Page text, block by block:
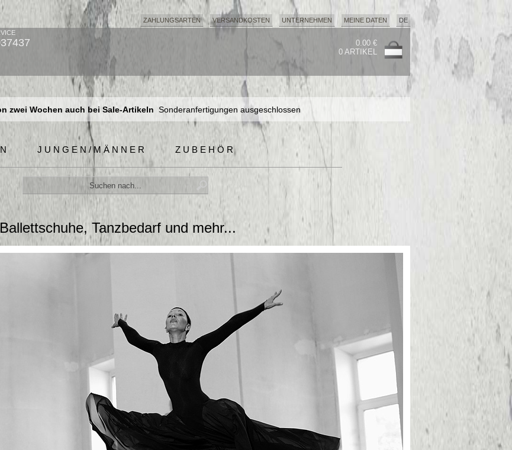
ZAHLUNGSARTEN VERSANDKOSTEN UNTERNEHMEN MEINE DATEN
DE
0.00 €
0 ARTIKEL
zwei Wochen auch bei Sale-Artikeln Sonderanfertigungen ausgeschlossen
zwei Wochen auch bei Sale-Artikeln Sonderanfertigungen ausgeschlossen
zwei Wochen auch bei Sale-Artikeln Sonderanfertigungen ausgeschlossen
JUNGEN/MÄNNER ZUBEHÖR
Tanzbedarf und mehr...